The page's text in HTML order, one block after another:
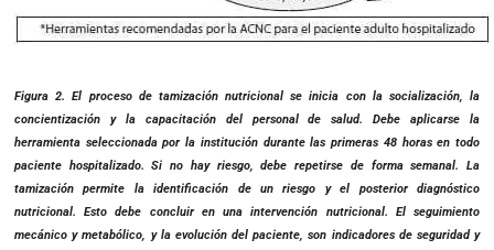
Figura 2. El proceso de tamización nutricional se inicia con la socialización, la
concientización y la capacitación del personal de salud. Debe aplicarse la
herramienta seleccionada por la institución durante las primeras 48 horas en todo
paciente hospitalizado. Si no hay riesgo, debe repetirse de forma semanal. La
tamización permite la identificación de un riesgo y el posterior diagnóstico
nutricional. Esto debe concluir en una intervención nutricional. El seguimiento
mecánico y metabólico, y la evolución del paciente, son indicadores de seguridad y